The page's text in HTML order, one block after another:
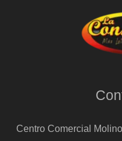
Centro Comercial